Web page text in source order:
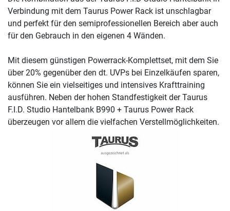
Verbindung mit dem Taurus Power Rack ist unschlagbar
und perfekt für den semiprofessionellen Bereich aber auch
für den Gebrauch in den eigenen 4 Wänden.
Mit diesem günstigen Powerrack-Komplettset, mit dem Sie
über 20% gegenüber den dt. UVPs bei Einzelkäufen sparen,
können Sie ein vielseitiges und intensives Krafttraining
ausführen. Neben der hohen Standfestigkeit der Taurus
F.I.D. Studio Hantelbank B990 + Taurus Power Rack
überzeugen vor allem die vielfachen Verstellmöglichkeiten.